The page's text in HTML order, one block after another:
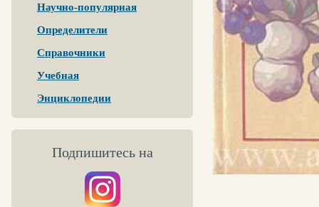
Научно-популярная
Определители
Справочники
Учебная
Энциклопедии
Подпишитесь на